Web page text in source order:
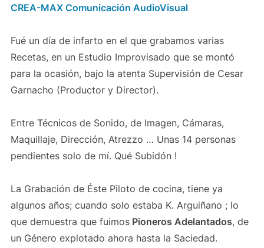
CREA-MAX Comunicación AudioVisual
Fué un día de infarto en el que grabamos varias
Recetas, en un Estudio Improvisado que se montó
para la ocasión, bajo la atenta Supervisión de Cesar
Garnacho (Productor y Director).
Entre Técnicos de Sonido, de Imagen, Cámaras,
Maquillaje, Dirección, Atrezzo … Unas 14 personas
pendientes solo de mí. Qué Subidón !
La Grabación de Éste Piloto de cocina, tiene ya
algunos años; cuando solo estaba K. Arguiñano ; lo
que demuestra que fuimosPioneros Adelantados, de
un Género explotado ahora hasta la Saciedad.